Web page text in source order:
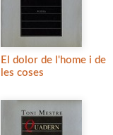
El dolor de l'home i de
les coses